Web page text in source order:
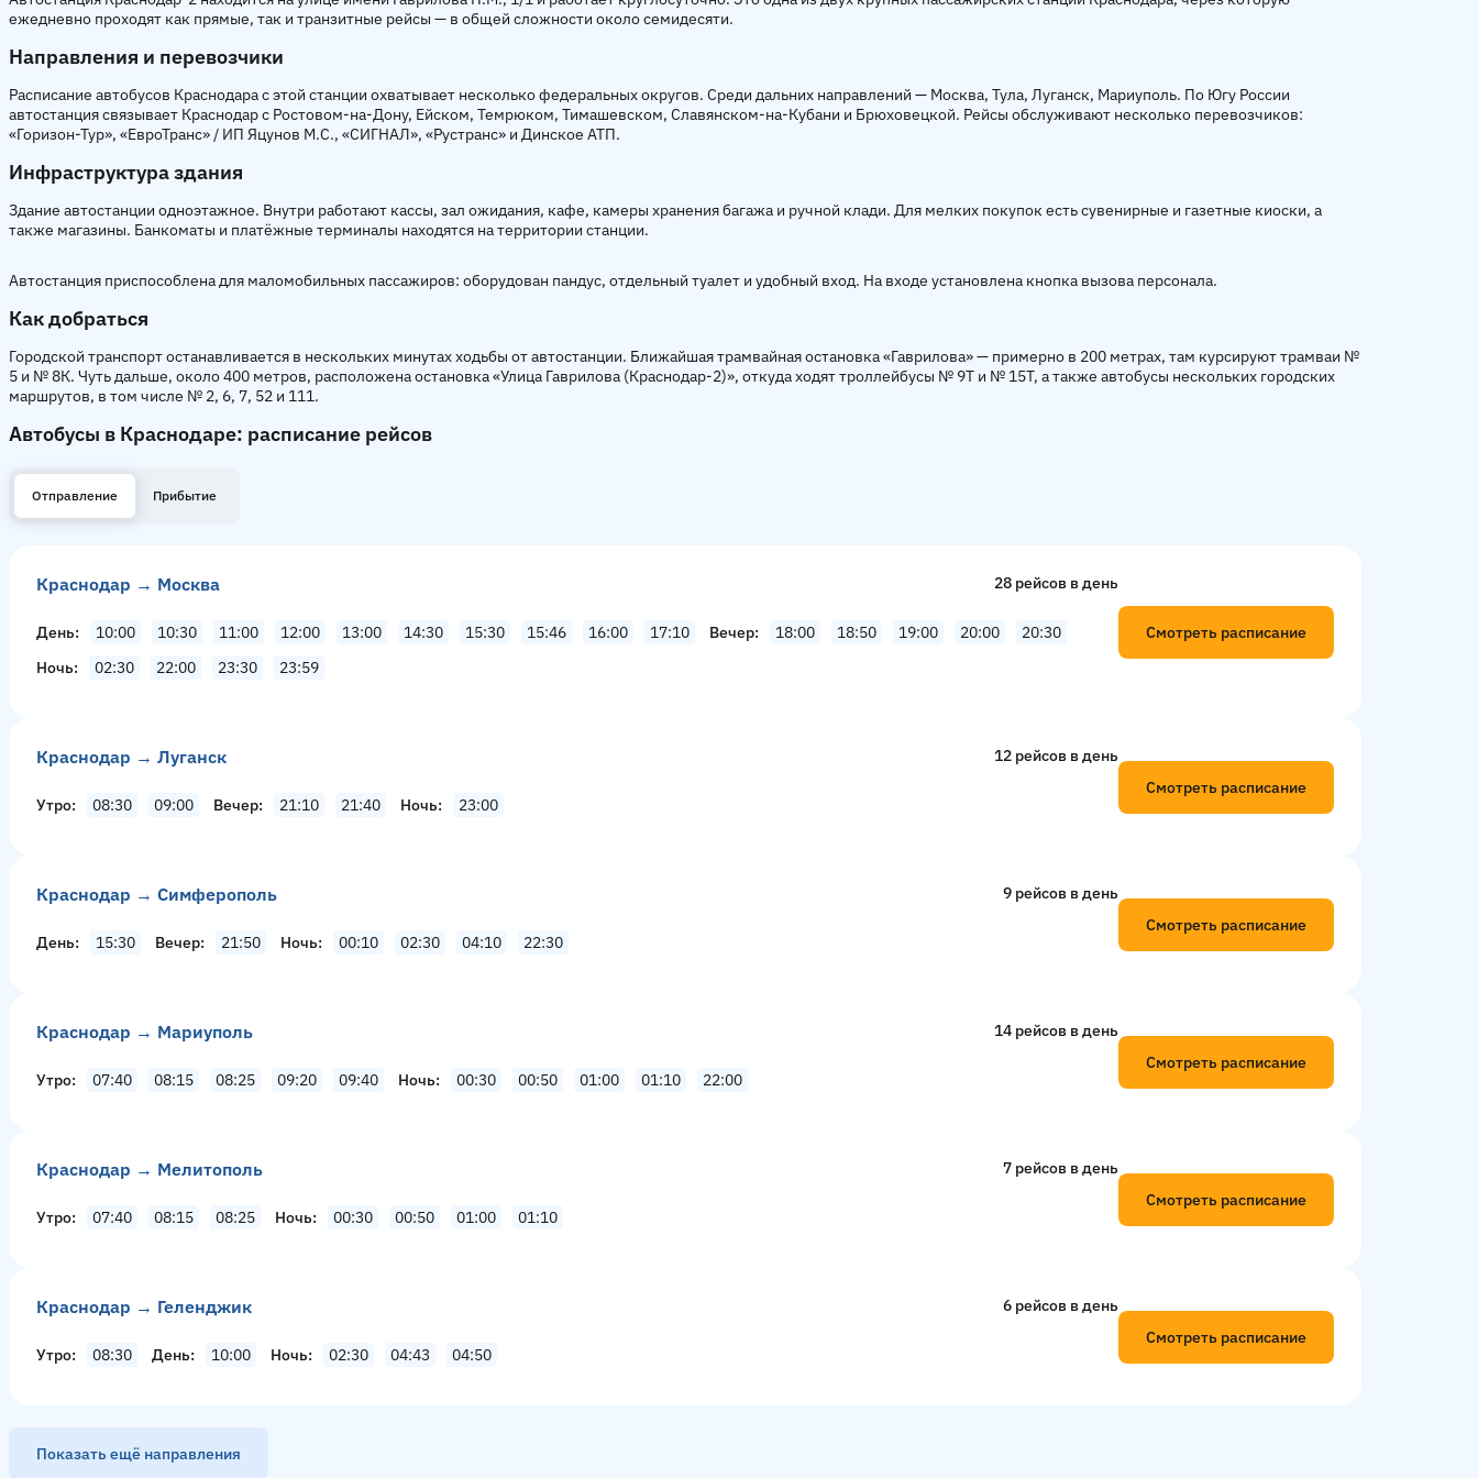
ежедневно проходят как прямые, так и транзитные рейсы — в общей сложности около семидесяти.
Направления и перевозчики
Расписание автобусов Краснодара с этой станции охватывает несколько федеральных округов. Среди дальних направлений — Москва, Тула, Луганск, Мариуполь. По Югу России
автостанция связывает Краснодар с Ростовом-на-Дону, Ейском, Темрюком, Тимашевском, Славянском-на-Кубани и Брюховецкой. Рейсы обслуживают несколько перевозчиков:
«Горизон-Тур», «ЕвроТранс» / ИП Яцунов М.С., «СИГНАЛ», «Рустранс» и Динское АТП.
Инфраструктура здания
Здание автостанции одноэтажное. Внутри работают кассы, зал ожидания, кафе, камеры хранения багажа и ручной клади. Для мелких покупок есть сувенирные и газетные киоски, а
также магазины. Банкоматы и платёжные терминалы находятся на территории станции.
Автостанция приспособлена для маломобильных пассажиров: оборудован пандус, отдельный туалет и удобный вход. На входе установлена кнопка вызова персонала.
Как добраться
Городской транспорт останавливается в нескольких минутах ходьбы от автостанции. Ближайшая трамвайная остановка «Гаврилова» — примерно в 200 метрах, там курсируют трамваи №
5 и № 8К. Чуть дальше, около 400 метров, расположена остановка «Улица Гаврилова (Краснодар-2)», откуда ходят троллейбусы № 9Т и № 15Т, а также автобусы нескольких городских
маршрутов, в том числе № 2, 6, 7, 52 и 111.
Автобусы в Краснодаре: расписание рейсов
Отправление Прибытие
Краснодар → Москва 28 рейсов в день
День 10:00 10:30 11:00 12:00 13:00 14:30 15:30 15:46 16:00 17:10 Вечер 18:00 18:50 19:00 20:00
20:30
Ночь
02:30 22:00 23:30 23:59
Смотреть расписание
Краснодар → Луганск 12 рейсов в день
Утро 08:30 09:00 Вечер 21:10 21:40 Ночь 23:00
Смотреть расписание
Краснодар → Симферополь 9 рейсов в день
День 15:30 Вечер 21:50 Ночь 00:10 02:30 04:10 22:30
Смотреть расписание
Краснодар → Мариуполь 14 рейсов в день
Утро 07:40 08:15 08:25 09:20 09:40 Ночь 00:30 00:50 01:00 01:10 22:00
Смотреть расписание
Краснодар → Мелитополь 7 рейсов в день
Утро 07:40 08:15 08:25 Ночь 00:30 00:50 01:00 01:10
Смотреть расписание
Краснодар → Геленджик 6 рейсов в день
Утро 08:30 День 10:00 Ночь 02:30 04:43 04:50
Смотреть расписание
Показать ещё направления